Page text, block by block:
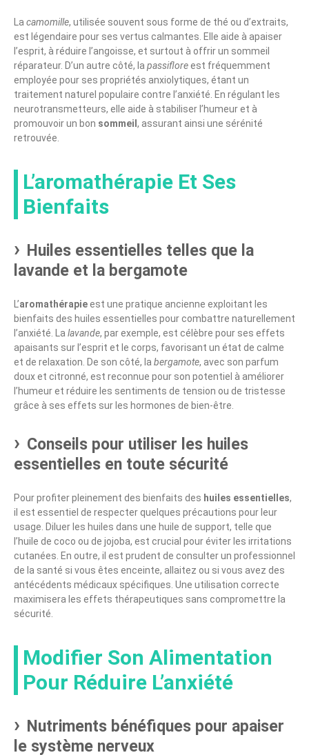
La camomille, utilisée souvent sous forme de thé ou d’extraits,
est légendaire pour ses vertus calmantes. Elle aide à apaiser
l’esprit, à réduire l’angoisse, et surtout à offrir un sommeil
réparateur. D’un autre côté, la passifloreest fréquemment
employée pour ses propriétés anxiolytiques, étant un
traitement naturel populaire contre l’anxiété. En régulant les
neurotransmetteurs, elle aide à stabiliser l’humeur et à
promouvoir un bon sommeil , assurant ainsi une sérénité
retrouvée.
L’aromathérapie Et Ses
Bienfaits
Huiles essentielles telles que la
lavande et la bergamote
L’aromathérapieest une pratique ancienne exploitant les
bienfaits des huiles essentielles pour combattre naturellement
l’anxiété. La lavande, par exemple, est célèbre pour ses effets
apaisants sur l’esprit et le corps, favorisant un état de calme
et de relaxation. De son côté, la bergamote, avec son parfum
doux et citronné, est reconnue pour son potentiel à améliorer
l’humeur et réduire les sentiments de tension ou de tristesse
grâce à ses effets sur les hormones de bien-être.
Conseils pour utiliser les huiles
essentielles en toute sécurité
Pour profiter pleinement des bienfaits des huiles essentielles,
il est essentiel de respecter quelques précautions pour leur
usage. Diluer les huiles dans une huile de support, telle que
l’huile de coco ou de jojoba, est crucial pour éviter les irritations
cutanées. En outre, il est prudent de consulter un professionnel
de la santé si vous êtes enceinte, allaitez ou si vous avez des
antécédents médicaux spécifiques. Une utilisation correcte
maximisera les effets thérapeutiques sans compromettre la
sécurité.
Modifier Son Alimentation
Pour Réduire L’anxiété
Nutriments bénéfiques pour apaiser
le système nerveux